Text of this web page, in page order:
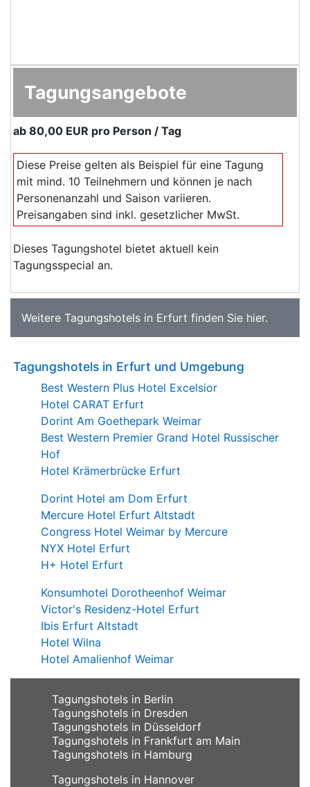
Tagungsangebote
ab 80,00 EUR pro Person / Tag
Diese Preise gelten als Beispiel für eine Tagung
mit mind. 10 Teilnehmern und können je nach
Personenanzahl und Saison variieren.
Preisangaben sind inkl. gesetzlicher MwSt.
Dieses Tagungshotel bietet aktuell kein
Tagungsspecial an.
Weitere Tagungshotels in Erfurt finden Sie hier.
Tagungshotels in Erfurt und Umgebung
Best Western Plus Hotel Excelsior
Hotel CARAT Erfurt
Dorint Am Goethepark Weimar
Best Western Premier Grand Hotel Russischer
Hof
Hotel Krämerbrücke Erfurt
Dorint Hotel am Dom Erfurt
Mercure Hotel Erfurt Altstadt
Congress Hotel Weimar by Mercure
NYX Hotel Erfurt
H+ Hotel Erfurt
Konsumhotel Dorotheenhof Weimar
Victor's Residenz-Hotel Erfurt
Ibis Erfurt Altstadt
Hotel Wilna
Hotel Amalienhof Weimar
Tagungshotels in Berlin
Tagungshotels in Dresden
Tagungshotels in Düsseldorf
Tagungshotels in Frankfurt am Main
Tagungshotels in Hamburg
Tagungshotels in Hannover